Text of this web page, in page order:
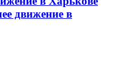
движение в